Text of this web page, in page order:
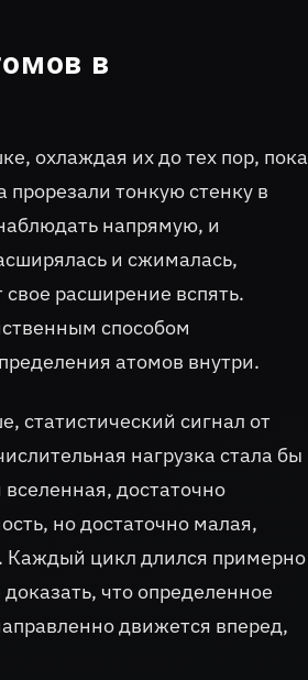
в
охлаждая их до тех пор, пока
тонкую стенку в
напрямую, и
и сжималась,
расширение вспять.
способом
атомов внутри.
статистический сигнал от
нагрузка стала бы
достаточно
но достаточно малая,
Каждый цикл длился примерно
что определенное
движется вперед,